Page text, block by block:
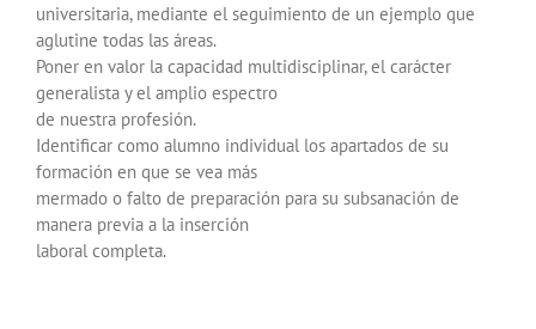
universitaria, mediante el seguimiento de un ejemplo que
aglutine todas las áreas.
Poner en valor la capacidad multidisciplinar, el carácter
generalista y el amplio espectro
de nuestra profesión.
Identificar como alumno individual los apartados de su
formación en que se vea más
mermado o falto de preparación para su subsanación de
manera previa a la inserción
laboral completa.